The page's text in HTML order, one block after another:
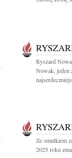
Ryszard
Nowak, jeden
Ze smutkiem
2025 roku